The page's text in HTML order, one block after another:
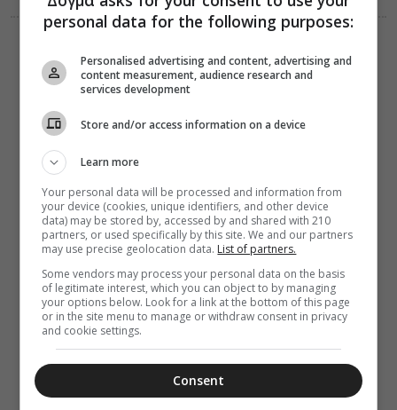
08 Αυγούστου 2026
21:12
ειρήνη
personal data for the following purposes:
Personalised advertising and content, advertising and
content measurement, audience research and
services development
Store and/or access information on a device
Learn more
Your personal data will be processed and information from
your device (cookies, unique identifiers, and other device
data) may be stored by, accessed by and shared with 210
partners, or used specifically by this site. We and our partners
may use precise geolocation data. List of partners.
Some vendors may process your personal data on the basis
of legitimate interest, which you can object to by managing
your options below. Look for a link at the bottom of this page
or in the site menu to manage or withdraw consent in privacy
and cookie settings.
Consent